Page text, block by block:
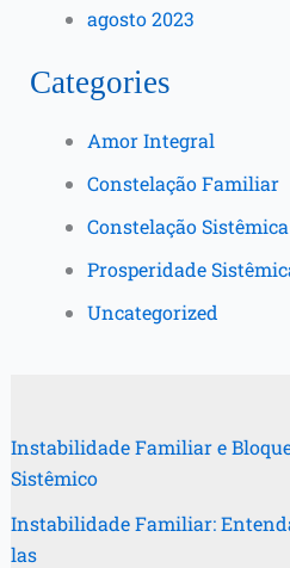
agosto 2023
Categories
Amor Integral
Constelação Familiar
Constelação Sistêmica
Prosperidade
Uncategorized
Instabilidade Familiar e
Sistêmico
Instabilidade Familiar:
las